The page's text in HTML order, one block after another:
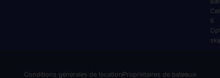
6
Conditions générales de location Propriétaires de bateaux